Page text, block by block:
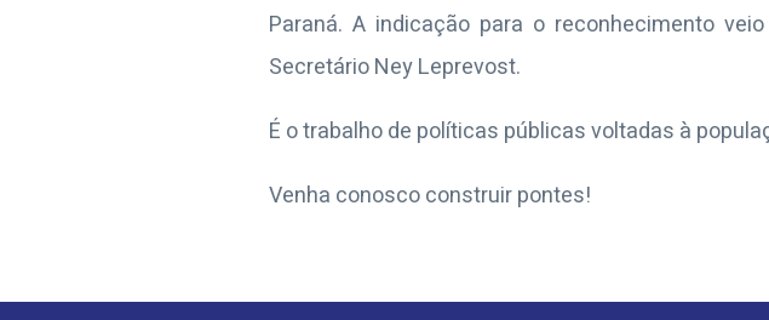
Paraná. A indicação para o reconhecimento
Secretário Ney Leprevost.
É o trabalho de políticas públicas voltadas à
Venha conosco construir pontes!